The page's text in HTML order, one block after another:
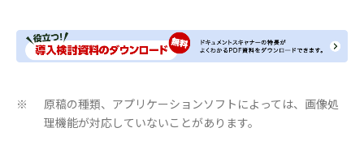
※
原稿の種類、アプリケーションソフトによっては、画像処
理機能が対応していないことがあります。